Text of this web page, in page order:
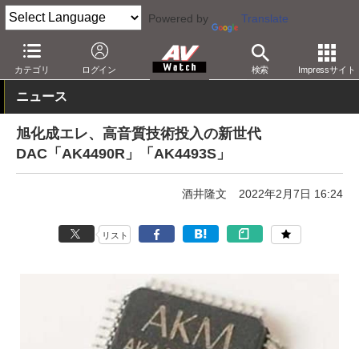
Powered by Translate
カテゴリ ログイン 検索 Impressサイト
AV Watch 動向 技術・デバイス 半導体
ニュース
旭化成エレ、高音質技術投入の新世代
DAC「AK4490R」「AK4493S」
酒井隆文 2022年2月7日 16:24
リスト